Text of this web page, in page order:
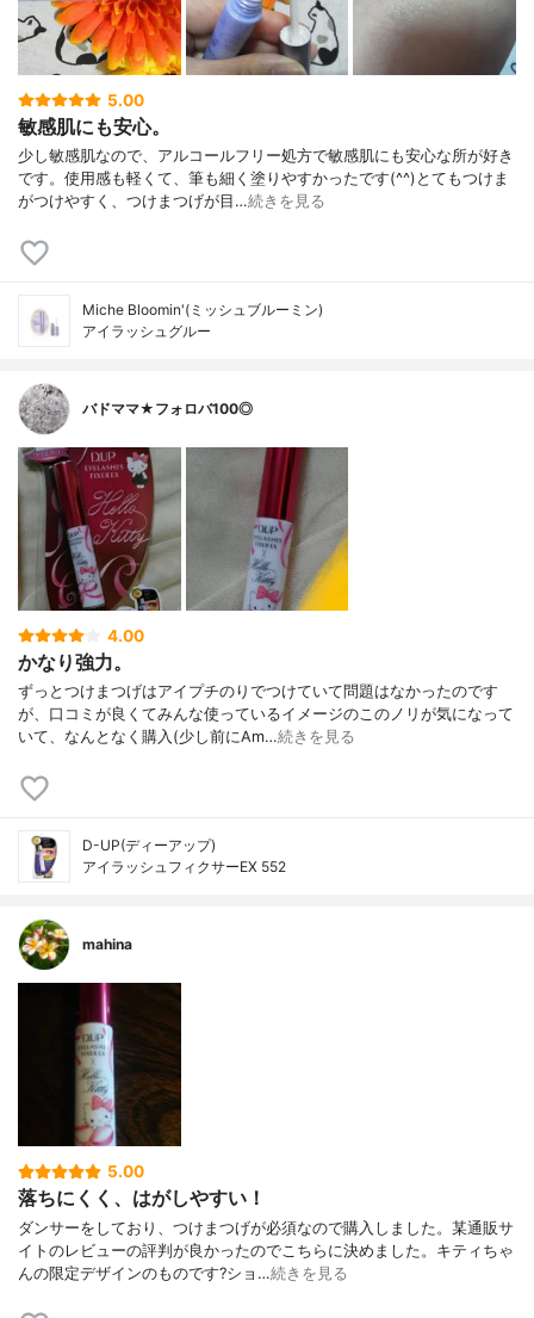
5.00
敏感肌にも安心。
少し敏感肌なので、アルコールフリー処方で敏感肌にも安心な所が好き
です。使用感も軽くて、筆も細く塗りやすかったです(^^)とてもつけま
がつけやすく、つけまつげが目…続きを見る
Miche Bloomin'(ミッシュブルーミン)
アイラッシュグルー
バドママ★フォロバ100◎
4.00
かなり強力。
ずっとつけまつげはアイプチのりでつけていて問題はなかったのです
が、口コミが良くてみんな使っているイメージのこのノリが気になって
いて、なんとなく購入(少し前にAm…続きを見る
D-UP(ディーアップ)
アイラッシュフィクサーEX 552
mahina
5.00
落ちにくく、はがしやすい！
ダンサーをしており、つけまつげが必須なので購入しました。某通販サ
イトのレビューの評判が良かったのでこちらに決めました。キティちゃ
んの限定デザインのものです?ショ…続きを見る